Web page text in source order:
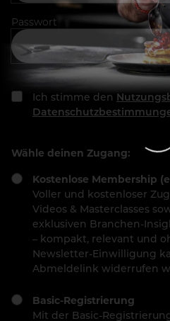
Passwort
Ich stimme den
Wähle deinen Zugang:
Kostenlose Membership
Voller und kostenloser
Videos & Masterclasses
exklusiven Branchen-
– kompakt, relevant und
Newsletter-Einwilligung
Abmeldelink widerrufen
Basic-Registrierung
Mit der Basic-